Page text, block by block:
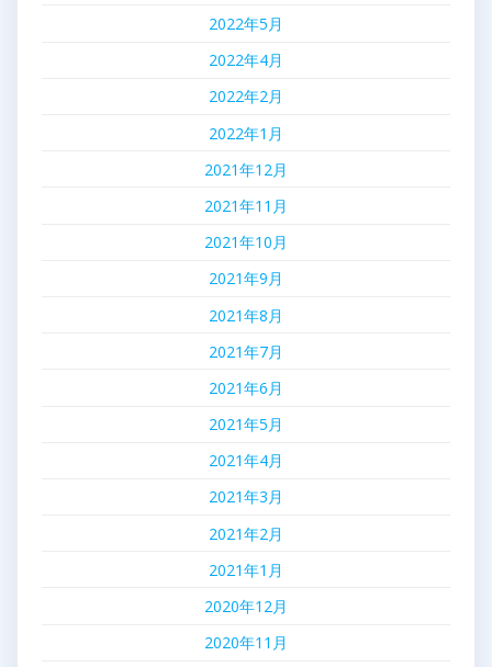
2022年5月
2022年4月
2022年2月
2022年1月
2021年12月
2021年11月
2021年10月
2021年9月
2021年8月
2021年7月
2021年6月
2021年5月
2021年4月
2021年3月
2021年2月
2021年1月
2020年12月
2020年11月